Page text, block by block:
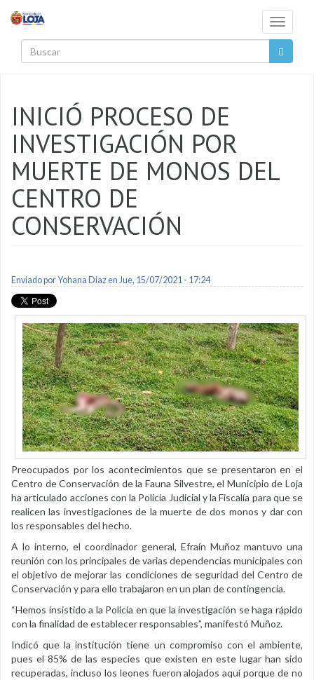
Toggle
INICIÓ PROCESO DE
INVESTIGACIÓN POR
MUERTE DE MONOS DEL
CENTRO DE
CONSERVACIÓN
Enviado porYohana Diazen Jue, 15/07/2021 - 17:24
Preocupados por los acontecimientos que se presentaron en el
Centro de Conservación de la Fauna Silvestre, el Municipio de Loja
ha articulado acciones con la Policía Judicial y la Fiscalía para que se
realicen las investigaciones de la muerte de dos monos y dar con
los responsables del hecho.
A lo interno, el coordinador general, Efraín Muñoz mantuvo una
reunión con los principales de varias dependencias municipales con
el objetivo de mejorar las condiciones de seguridad del Centro de
Conservación y para ello trabajaron en un plan de contingencia.
“Hemos insistido a la Policía en que la investigación se haga rápido
con la finalidad de establecer responsables”, manifestó Muñoz.
Indicó que la institución tiene un compromiso con el ambiente,
pues el 85% de las especies que existen en este lugar han sido
recuperadas, incluso los leones fueron alojados aquí porque de no